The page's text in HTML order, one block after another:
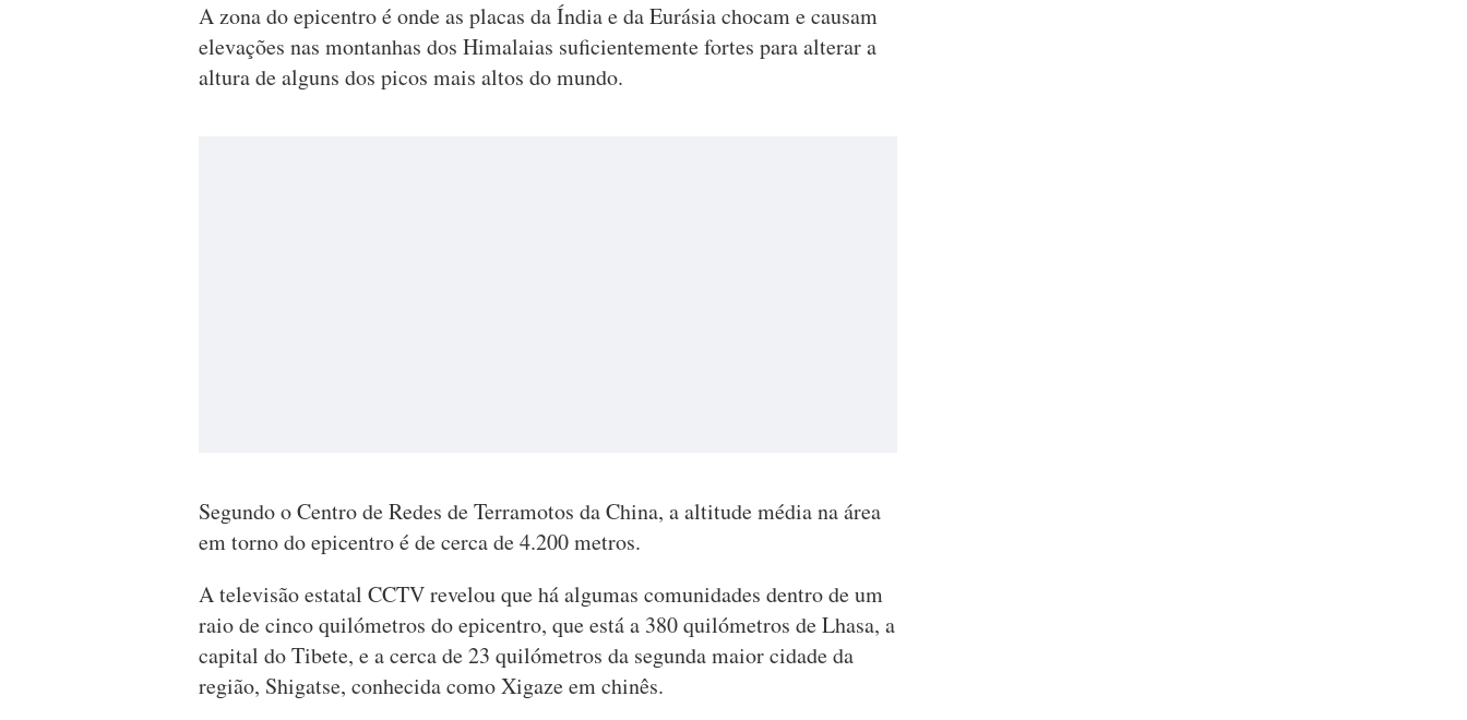
A zona do epicentro é onde as placas da Índia e da Eurásia chocam e causam
elevações nas montanhas dos Himalaias suficientemente fortes para alterar a
altura de alguns dos picos mais altos do mundo.
Segundo o Centro de Redes de Terramotos da China, a altitude média na área
em torno do epicentro é de cerca de 4.200 metros.
A televisão estatal CCTV revelou que há algumas comunidades dentro de um
raio de cinco quilómetros do epicentro, que está a 380 quilómetros de Lhasa, a
capital do Tibete, e a cerca de 23 quilómetros da segunda maior cidade da
região, Shigatse, conhecida como Xigaze em chinês.